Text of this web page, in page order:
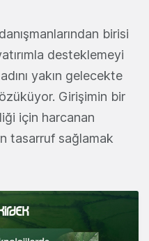
birisi
desteklemeyi
yakın gelecekte
Girişimin bir
için harcanan
tasarruf sağlamak